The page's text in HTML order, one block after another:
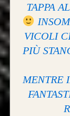
TAPPA
VICOLI
PIÙ
MENTRE